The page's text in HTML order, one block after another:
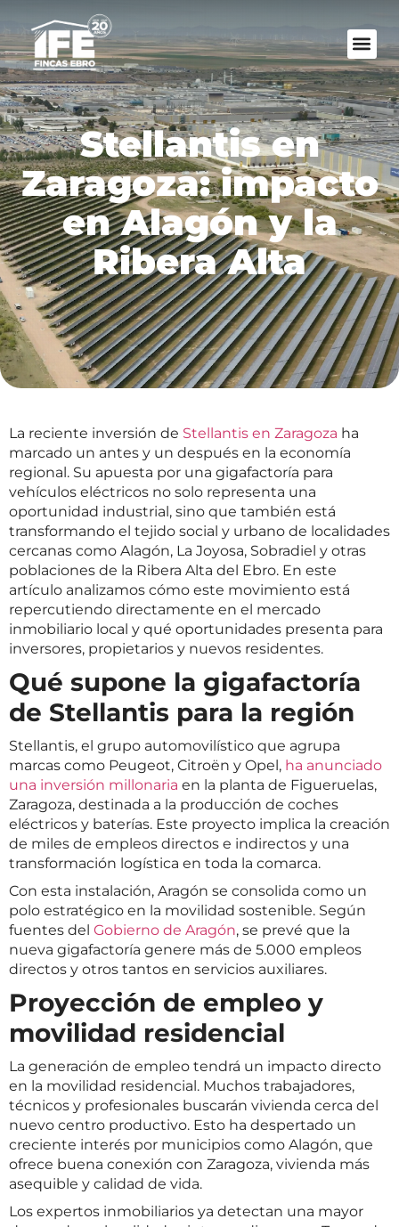
Stellantis en
Zaragoza: impacto
en Alagón y la
Ribera Alta
La reciente inversión de Stellantis en Zaragoza ha
marcado un antes y un después en la economía
regional. Su apuesta por una gigafactoría para
vehículos eléctricos no solo representa una
oportunidad industrial, sino que también está
transformando el tejido social y urbano de localidades
cercanas como Alagón, La Joyosa, Sobradiel y otras
poblaciones de la Ribera Alta del Ebro. En este
artículo analizamos cómo este movimiento está
repercutiendo directamente en el mercado
inmobiliario local y qué oportunidades presenta para
inversores, propietarios y nuevos residentes.
Qué supone la gigafactoría
de Stellantis para la región
Stellantis, el grupo automovilístico que agrupa
marcas como Peugeot, Citroën y Opel, ha anunciado
una inversión millonaria en la planta de Figueruelas,
Zaragoza, destinada a la producción de coches
eléctricos y baterías. Este proyecto implica la creación
de miles de empleos directos e indirectos y una
transformación logística en toda la comarca.
Con esta instalación, Aragón se consolida como un
polo estratégico en la movilidad sostenible. Según
fuentes del Gobierno de Aragón, se prevé que la
nueva gigafactoría genere más de 5.000 empleos
directos y otros tantos en servicios auxiliares.
Proyección de empleo y
movilidad residencial
La generación de empleo tendrá un impacto directo
en la movilidad residencial. Muchos trabajadores,
técnicos y profesionales buscarán vivienda cerca del
nuevo centro productivo. Esto ha despertado un
creciente interés por municipios como Alagón, que
ofrece buena conexión con Zaragoza, vivienda más
asequible y calidad de vida.
Los expertos inmobiliarios ya detectan una mayor